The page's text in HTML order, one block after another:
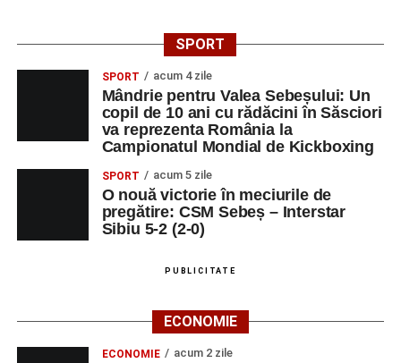
„Sinaxa Educațională”
profesori, dedicată susținerii unei educații centrate pe
valorile creștin-ortodoxe și pe formarea caracterului
elevilor. Născută din experiența duhovnicească și
formativă a Mănăstirii Oașa, Sinaxa își propune să
sprijine profesorii în regăsirea motivației interioare,
oferindu-le nu doar instrumente metodice actuale, ci și
contexte de sprijin reciproc, colaborare și reconectare la
vocația pedagogică autentică.
Urmărește-ne pe Google News
SPORT
SPORT acum 4 zile
Mândrie pentru Valea Sebeșului: Un
copil de 10 ani cu rădăcini în Săsciori
va reprezenta România la
Campionatul Mondial de Kickboxing
SPORT acum 5 zile
O nouă victorie în meciurile de
pregătire: CSM Sebeș – Interstar
Sibiu 5-2 (2-0)
PUBLICITATE
ECONOMIE
ECONOMIE acum 2 zile